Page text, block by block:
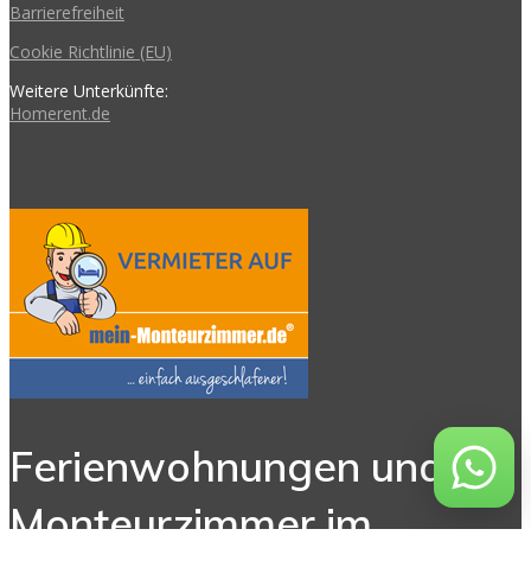
Barrierefreiheit
Cookie Richtlinie (EU)
Weitere Unterkünfte:
Homerent.de
Ferienwohnungen und
Monteurzimmer im